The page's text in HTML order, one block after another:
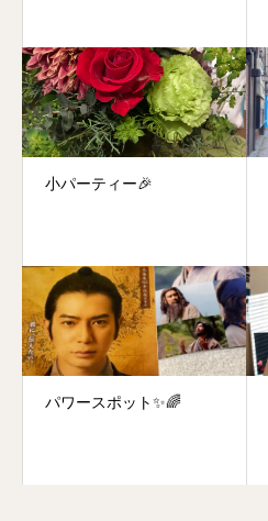
小パーティー🎉
パワースポット✨🌈